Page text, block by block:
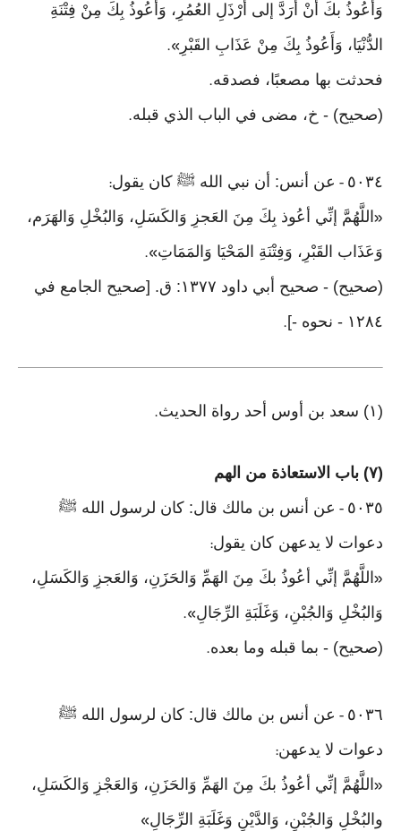
وَأَعُوذُ بكَ أنْ أُرَدَّ إلى أَرْذَلِ العُمُرِ، وَأعُوذُ بِكَ مِنْ فِتْنَةِ
الدُّنْيَا، وَأَعُوذُ بِكَ مِنْ عَذَابِ القَبْرِ ».
فحدثت بها مصعبًا، فصدقه.
(صحيح) - خ، مضى في الباب الذي قبله.
٥٠٣٤ - عن أنس: أن نبي الله ﷺ كان يقول:
« اللَّهُمَّ إنِّي أعُوذ بِكَ مِنَ العَجزِ وَالكَسَلِ، وَالبُخْلِ وَالهَرَم،
وَعَذَاب القَبْرِ، وَفِتْنَةِ المَحْيَا وَالمَمَاتِ».
(صحيح) - صحيح أبي داود ١٣٧٧: ق. [صحيح الجامع في
١٢٨٤ - نحوه -]
.
(١) سعد بن أوس أحد رواة الحديث .
(٧) باب الاستعاذة من الهم
٥٠٣٥ - عن أنس بن مالك قال: كان لرسول الله ﷺ
دعوات لا يدعهن كان يقول:
« اللَّهُمَّ إنِّي أعُوذُ بكَ مِنَ الهَمِّ وَالحَزَنِ، وَالعَجزِ وَالكَسَلِ،
وَالبُخْلِ وَالجُبْنِ، وَغَلَبَةِ الرِّجَالِ».
(صحيح) - بما قبله وما بعده.
٥٠٣٦ - عن أنس بن مالك قال: كان لرسول الله ﷺ
دعوات لا يدعهن:
« اللَّهُمَّ إنِّي أعُوذُ بكَ مِنَ الهَمِّ وَالحَزَنِ، وَالعَجْزِ وَالكَسَلِ،
والبُخْلِ وَالجُبْنِ، وَالدَّيْنِ وَغَلَبَةِ الرِّجَالِ»